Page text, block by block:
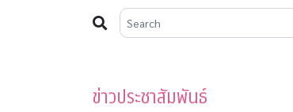
ข่าวประชาสัมพันธ์